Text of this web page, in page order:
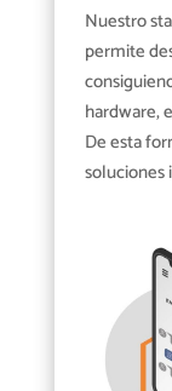
Nuestro
permite
hardware,
De esta
soluciones